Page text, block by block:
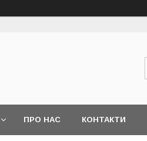
ПРО НАС КОНТАКТИ